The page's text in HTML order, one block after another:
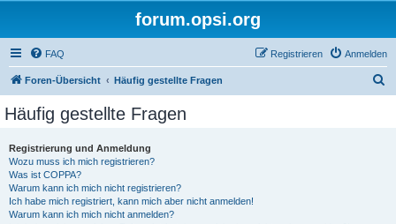
forum.opsi.org
FAQ Anmelden
Registrieren
Foren-Übersicht Häufig gestellte Fragen
Häufig gestellte Fragen
Registrierung und Anmeldung
Wozu muss ich mich registrieren?
Was ist COPPA?
Warum kann ich mich nicht registrieren?
Ich habe mich registriert, kann mich aber nicht anmelden!
Warum kann ich mich nicht anmelden?